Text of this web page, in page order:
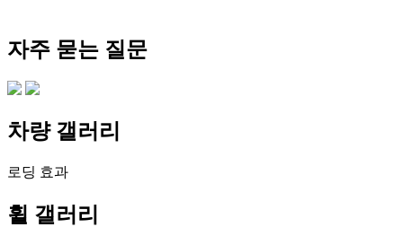
자주 묻는 질문
차량 갤러리
로딩 효과
휠 갤러리